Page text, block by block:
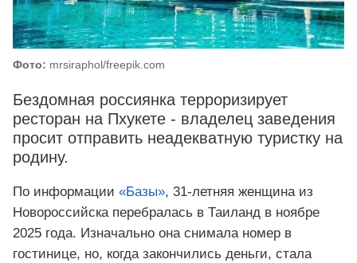
Фото: mrsiraphol/freepik.com
Бездомная россиянка терроризирует
ресторан на Пхукете - владелец заведения
просит отправить неадекватную туристку на
родину.
По информации «Базы», 31-летняя женщина из
Новороссийска перебралась в Таиланд в ноябре
2025 года. Изначально она снимала номер в
гостинице, но, когда закончились деньги, стала